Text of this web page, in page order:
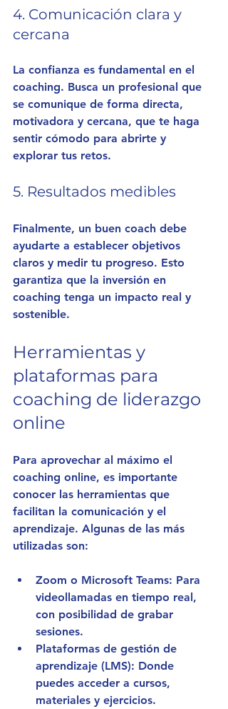
4. Comunicación clara y
cercana
La confianza es fundamental en el
coaching. Busca un profesional que
se comunique de forma directa,
motivadora y cercana, que te haga
sentir cómodo para abrirte y
explorar tus retos.
5. Resultados medibles
Finalmente, un buen coach debe
ayudarte a establecer objetivos
claros y medir tu progreso. Esto
garantiza que la inversión en
coaching tenga un impacto real y
sostenible.
Herramientas y
plataformas para
coaching de liderazgo
online
Para aprovechar al máximo el
coaching online, es importante
conocer las herramientas que
facilitan la comunicación y el
aprendizaje. Algunas de las más
utilizadas son:
Zoom o Microsoft Teams: Para
videollamadas en tiempo real,
con posibilidad de grabar
sesiones.
Plataformas de gestión de
aprendizaje (LMS): Donde
puedes acceder a cursos,
materiales y ejercicios.